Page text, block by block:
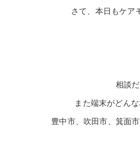
さて、本日もケア
相談
また端末がどん
豊中市、吹田市、箕面